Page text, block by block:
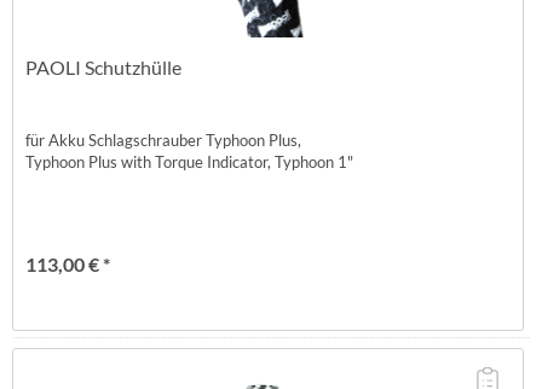
PAOLI Schutzhülle
für Akku Schlagschrauber Typhoon Plus,
Typhoon Plus with Torque Indicator, Typhoon 1"
113,00 € *